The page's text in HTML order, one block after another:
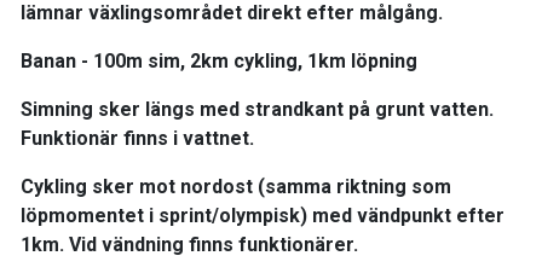
lämnar växlingsområdet direkt efter målgång.
Banan - 100m sim, 2km cykling, 1km löpning
Simning sker längs med strandkant på grunt vatten.
Funktionär finns i vattnet.
Cykling sker mot nordost (samma riktning som
löpmomentet i sprint/olympisk) med vändpunkt efter
1km. Vid vändning finns funktionärer.